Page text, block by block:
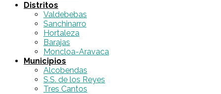
Distritos
Valdebebas
Sanchinarro
Hortaleza
Barajas
Moncloa-Aravaca
Municipios
Alcobendas
S.S. de los Reyes
Tres Cantos